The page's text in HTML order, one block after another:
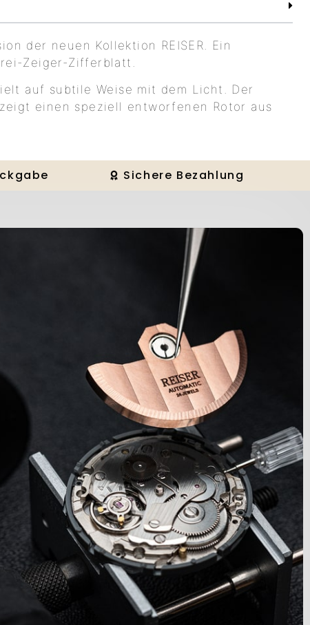
der neuen Kollektion REISER. Ein
Zeiger-Zifferblatt.
auf subtile Weise mit dem Licht. Der
einen speziell entworfenen Rotor aus
Sichere Bezahlung